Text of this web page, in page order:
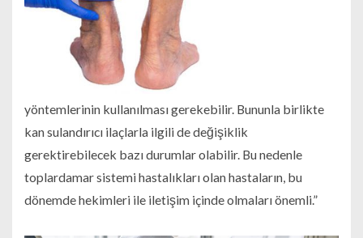
yöntemlerinin kullanılması gerekebilir. Bununla birlikte
kan sulandırıcı ilaçlarla ilgili de değişiklik
gerektirebilecek bazı durumlar olabilir. Bu nedenle
toplardamar sistemi hastalıkları olan hastaların, bu
dönemde hekimleri ile iletişim içinde olmaları önemli.”